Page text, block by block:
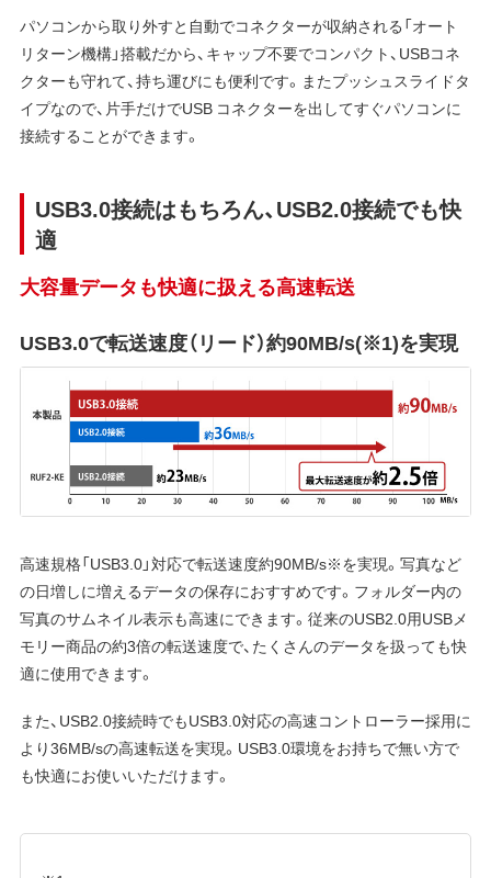
パソコンから取り外すと自動でコネクターが収納される「オート
リターン機構」搭載だから、キャップ不要でコンパクト、USBコネ
クターも守れて、持ち運びにも便利です。またプッシュスライドタ
イプなので、片手だけでUSB コネクターを出してすぐパソコンに
接続することができます。
USB3.0接続はもちろん、USB2.0接続でも快
適
大容量データも快適に扱える高速転送
USB3.0で転送速度（リード）約90MB/s(※1)を実現
高速規格「USB3.0」対応で転送速度約90MB/s※を実現。写真など
の日増しに増えるデータの保存におすすめです。フォルダー内の
写真のサムネイル表示も高速にできます。従来のUSB2.0用USBメ
モリー商品の約3倍の転送速度で、たくさんのデータを扱っても快
適に使用できます。
また、USB2.0接続時でもUSB3.0対応の高速コントローラー採用に
より36MB/sの高速転送を実現。USB3.0環境をお持ちで無い方で
も快適にお使いいただけます。